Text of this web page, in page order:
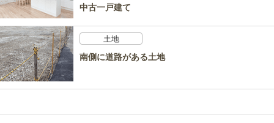
中古一戸建て
土地
南側に道路がある土地